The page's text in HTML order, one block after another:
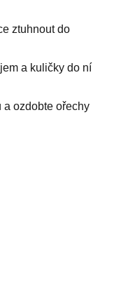
ztuhnout do
a kuličky do ní
a ozdobte ořechy